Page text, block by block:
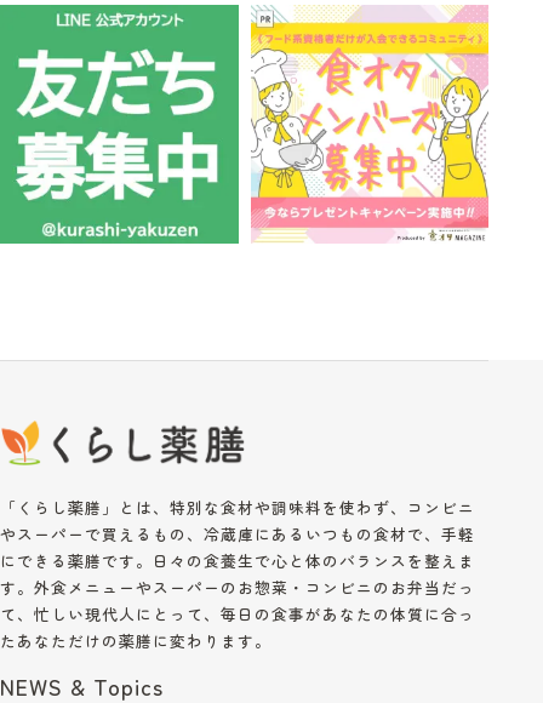
「くらし薬膳」とは、特別な食材や調味料を使わず、コンビニ
やスーパーで買えるもの、冷蔵庫にあるいつもの食材で、手軽
にできる薬膳です。日々の食養生で心と体のバランスを整えま
す。外食メニューやスーパーのお惣菜・コンビニのお弁当だっ
て、忙しい現代人にとって、毎日の食事があなたの体質に合っ
たあなただけの薬膳に変わります。
NEWS & Topics